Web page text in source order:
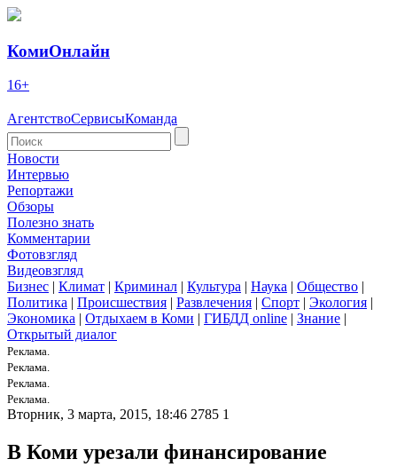
КомиОнлайн
16+
АгентствоСервисыКоманда
Новости
Интервью
Репортажи
Обзоры
Полезно знать
Комментарии
Фотовзгляд
Видеовзгляд
Бизнес | Климат | Криминал | Культура | Наука | Общество |
Политика | Происшествия | Развлечения | Спорт | Экология |
Экономика | Отдыхаем в Коми | ГИБДД online | Знание |
Открытый диалог
Реклама.
Реклама.
Реклама.
Реклама.
Вторник, 3 марта, 2015, 18:46 2785 1
В Коми урезали финансирование